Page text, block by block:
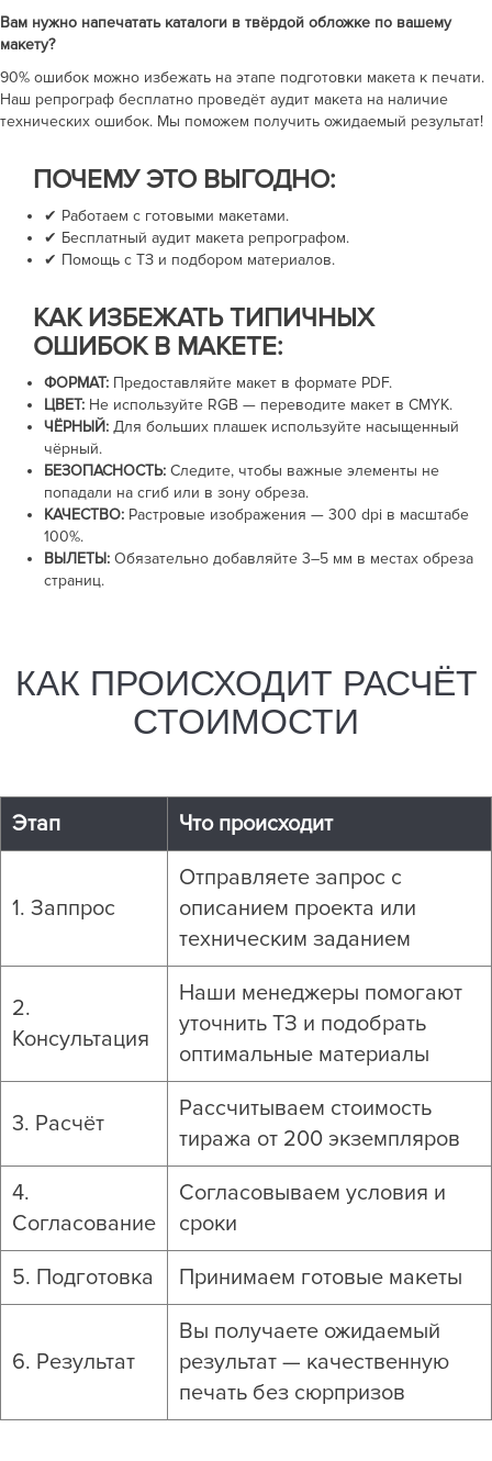
Вам нужно напечатать каталоги в твёрдой обложке по вашему
макету?
90% ошибок можно избежать на этапе подготовки макета к печати.
Наш репрограф бесплатно проведёт аудит макета на наличие
технических ошибок. Мы поможем получить ожидаемый результат!
ПОЧЕМУ ЭТО ВЫГОДНО:
✔ Работаем с готовыми макетами.
✔ Бесплатный аудит макета репрографом.
✔ Помощь с ТЗ и подбором материалов.
КАК ИЗБЕЖАТЬ ТИПИЧНЫХ
ОШИБОК В МАКЕТЕ:
ФОРМАТ: Предоставляйте макет в формате PDF.
ЦВЕТ: Не используйте RGB — переводите макет в CMYK.
ЧЁРНЫЙ: Для больших плашек используйте насыщенный
чёрный.
БЕЗОПАСНОСТЬ: Следите, чтобы важные элементы не
попадали на сгиб или в зону обреза.
КАЧЕСТВО: Растровые изображения — 300 dpi в масштабе
100%.
ВЫЛЕТЫ: Обязательно добавляйте 3–5 мм в местах обреза
страниц.
КАК ПРОИСХОДИТ РАСЧЁТ
СТОИМОСТИ
Этап Что происходит
1. Заппрос
Отправляете запрос с
описанием проекта или
техническим заданием
2.
Консультация
Наши менеджеры помогают
уточнить ТЗ и подобрать
оптимальные материалы
3. Расчёт
Рассчитываем стоимость
тиража от 200 экземпляров
4.
Согласование
Согласовываем условия и
сроки
5. Подготовка Принимаем готовые макеты
6. Результат
Вы получаете ожидаемый
результат — качественную
печать без сюрпризов